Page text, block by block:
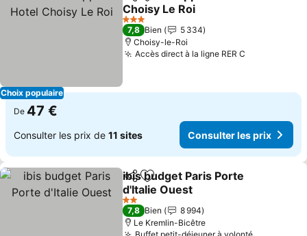
Choix populaire
Choisy Le Roi
3 Étoiles
7,8 Bien
5 334
Choisy-le-Roi
Accès direct à la ligne RER C
De 47 €
Consulter les prix de 11 sites Consulter les prix
PartagerAjouter à mes favoris
ibis budget Paris Porte
d'Italie Ouest
2 Étoiles
7,8 Bien
8 994
Le Kremlin-Bicêtre